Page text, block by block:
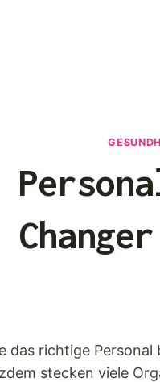
das richtige
stecken viele